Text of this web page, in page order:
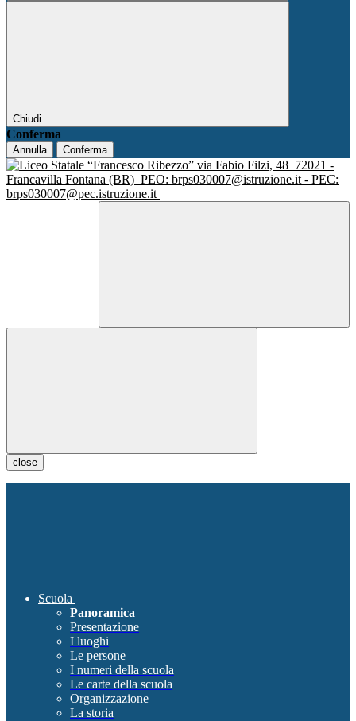
Chiudi
Conferma
Annulla Conferma
via Fabio Filzi, 48 72021 -
Francavilla Fontana (BR) PEO: brps030007@istruzione.it - PEC:
brps030007@pec.istruzione.it
close
Scuola
Panoramica
Presentazione
I luoghi
Le persone
I numeri della scuola
Le carte della scuola
Organizzazione
La storia